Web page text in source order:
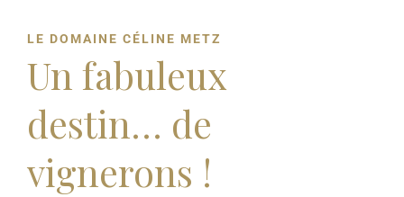
LE DOMAINE CÉLINE METZ
Un fabuleux
destin… de
vignerons !